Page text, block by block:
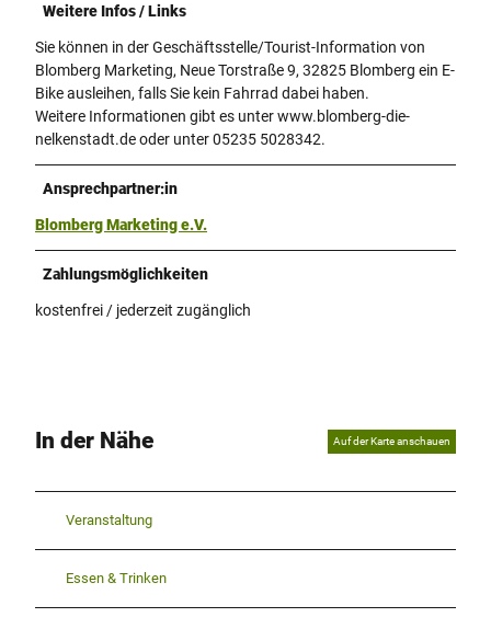
Weitere Infos / Links
Sie können in der Geschäftsstelle/Tourist-Information von
Blomberg Marketing, Neue Torstraße 9, 32825 Blomberg ein E-
Bike ausleihen, falls Sie kein Fahrrad dabei haben.
Weitere Informationen gibt es unter www.blomberg-die-
nelkenstadt.de oder unter 05235 5028342.
Ansprechpartner:in
Blomberg Marketing e.V.
Zahlungsmöglichkeiten
kostenfrei / jederzeit zugänglich
In der Nähe Auf der Karte anschauen
Veranstaltung
Essen & Trinken